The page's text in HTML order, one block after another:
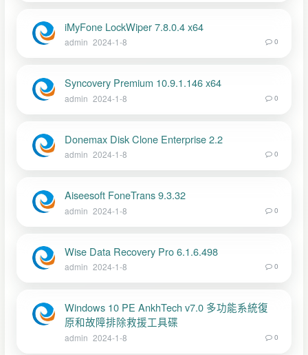
iMyFone LockWiper 7.8.0.4 x64
admin 2024-1-8 0
Syncovery Premium 10.9.1.146 x64
admin 2024-1-8 0
Donemax Disk Clone Enterprise 2.2
admin 2024-1-8 0
Aiseesoft FoneTrans 9.3.32
admin 2024-1-8 0
Wise Data Recovery Pro 6.1.6.498
admin 2024-1-8 0
Windows 10 PE AnkhTech v7.0 多功能系統復
原和故障排除救援工具碟
admin 2024-1-8 0